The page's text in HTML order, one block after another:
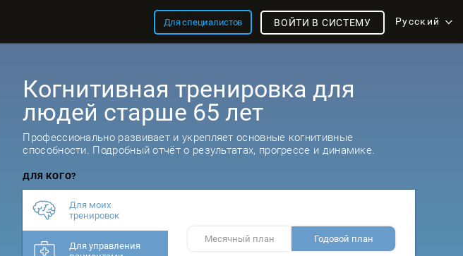
Для специалистов Русский
ВОЙТИ В СИСТЕМУ
Когнитивная тренировка для
людей старше 65 лет
Профессионально развивает и укрепляет основные когнитивные
способности. Подробный отчёт о результатах, прогрессе и динамике.
ДЛЯ КОГО?
Для моих
тренировок
Для управления
Месячный план Годовой план